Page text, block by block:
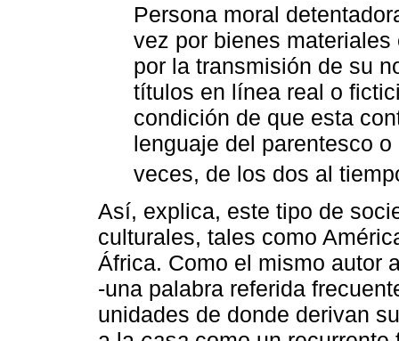
Persona moral
vez por bienes
por la transmisión de su
títulos en línea real o
condición de que esta
lenguaje del parentesco
veces, de los dos al
Así, explica, este tipo de
culturales, tales como
África. Como el mismo autor
-una palabra referida
unidades de donde derivan